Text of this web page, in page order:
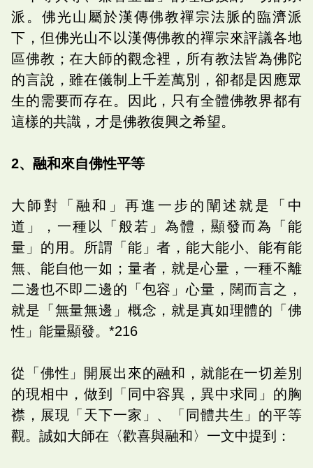
派。佛光山屬於漢傳佛教禪宗法脈的臨濟派
下，但佛光山不以漢傳佛教的禪宗來評議各地
區佛教；在大師的觀念裡，所有教法皆為佛陀
的言說，雖在儀制上千差萬別，卻都是因應眾
生的需要而存在。因此，只有全體佛教界都有
這樣的共識，才是佛教復興之希望。
2、融和來自佛性平等
大師對「融和」再進一步的闡述就是「中
道」，一種以「般若」為體，顯發而為「能
量」的用。所謂「能」者，能大能小、能有能
無、能自他一如；量者，就是心量，一種不離
二邊也不即二邊的「包容」心量，闊而言之，
就是「無量無邊」概念，就是真如理體的「佛
性」能量顯發。*216
從「佛性」開展出來的融和，就能在一切差別
的現相中，做到「同中容異，異中求同」的胸
襟，展現「天下一家」、「同體共生」的平等
觀。誠如大師在〈歡喜與融和〉一文中提到：